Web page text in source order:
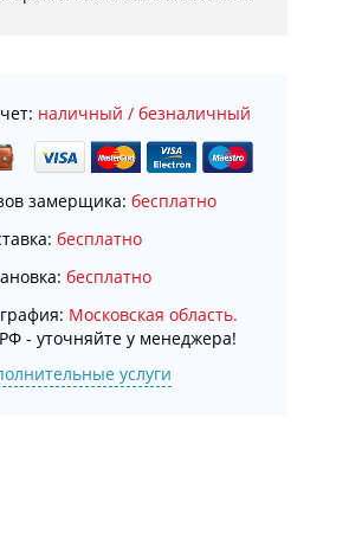
наличный / безналичный
замерщика: бесплатно
бесплатно
бесплатно
Московская область.
- уточняйте у менеджера!
услуги